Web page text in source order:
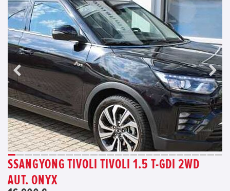
SSANGYONG TIVOLI TIVOLI 1.5 T-GDI 2WD
AUT. ONYX